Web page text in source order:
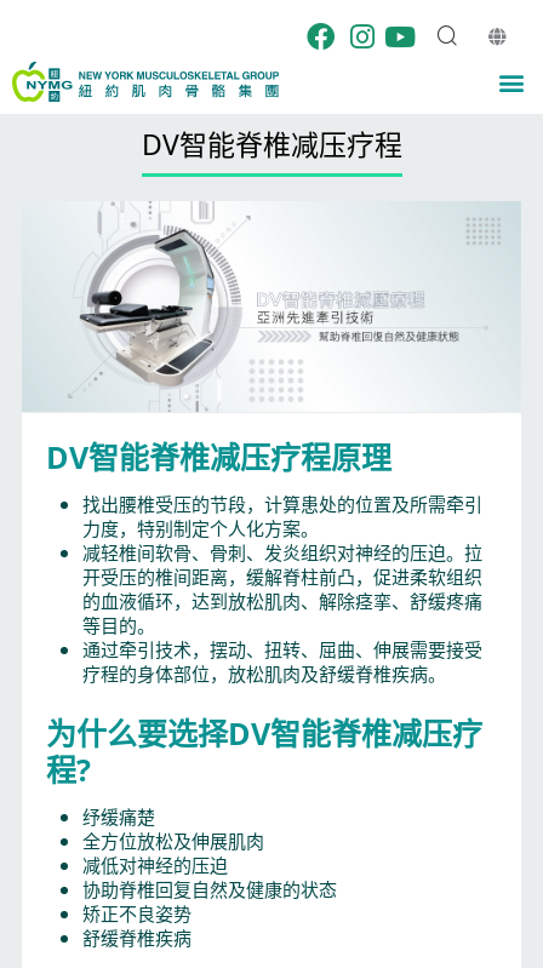
容
DV智能脊椎减压疗程
DV智能脊椎减压疗程原理
找出腰椎受压的节段，计算患处的位置及所需牵引
力度，特别制定个人化方案。
减轻椎间软骨、骨刺、发炎组织对神经的压迫。拉
开受压的椎间距离，缓解脊柱前凸，促进柔软组织
的血液循环，达到放松肌肉、解除痉挛、舒缓疼痛
等目的。
通过牵引技术，摆动、扭转、屈曲、伸展需要接受
疗程的身体部位，放松肌肉及舒缓脊椎疾病。
为什么要选择DV智能脊椎减压疗
程?
纾缓痛楚
全方位放松及伸展肌肉
减低对神经的压迫
协助脊椎回复自然及健康的状态
矫正不良姿势
舒缓脊椎疾病